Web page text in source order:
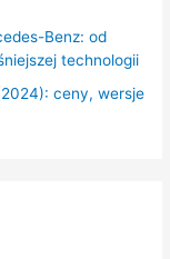
Benz: od
technologii
ceny, wersje